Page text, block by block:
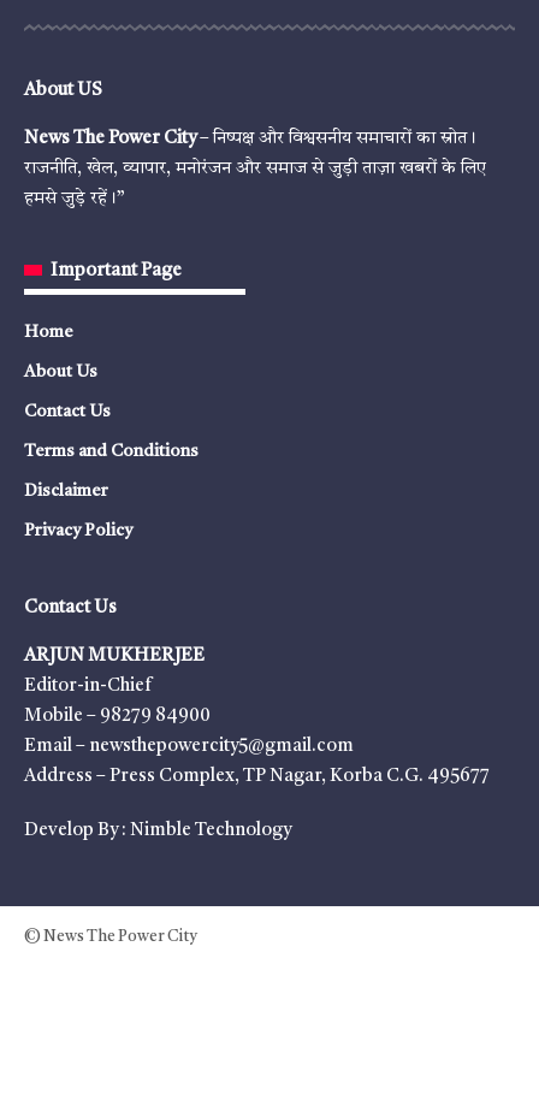
About US
News The Power City– निष्पक्ष और विश्वसनीय समाचारों का स्रोत।
राजनीति, खेल, व्यापार, मनोरंजन और समाज से जुड़ी ताज़ा खबरों के लिए
हमसे जुड़े रहें।”
Important Page
Home
About Us
Contact Us
Terms and Conditions
Disclaimer
Privacy Policy
Contact Us
ARJUN MUKHERJEE
Editor-in-Chief
Mobile – 98279 84900
Email – newsthepowercity5@gmail.com
Address – Press Complex, TP Nagar, Korba C.G. 495677
Develop By : Nimble Technology
© News The Power City